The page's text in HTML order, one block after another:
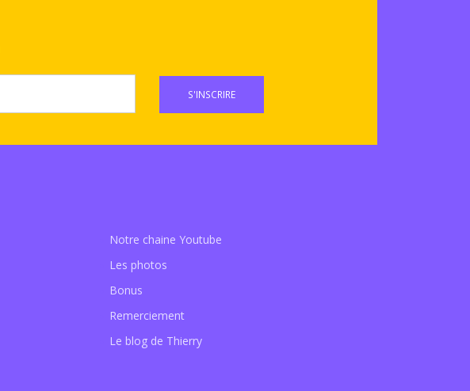
S'INSCRIRE
Notre chaine Youtube
Les photos
Bonus
Remerciement
Le blog de Thierry